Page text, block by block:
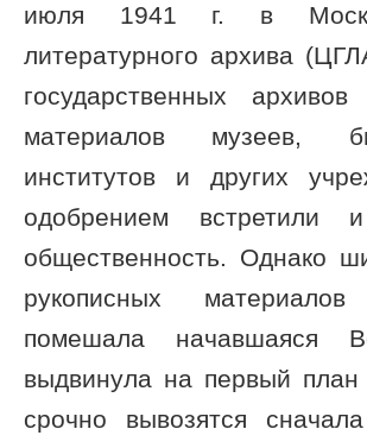
июля 1941 г. в Москве
литературного архива
государственных
материалов музеев,
институтов и других
одобрением встретили
общественность. Однако
рукописных материалов
помешала начавшаяся
выдвинула на первый план
срочно вывозятся